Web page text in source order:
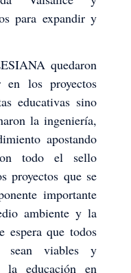
para expandir y
quedaron
en los proyectos
educativas sino
la ingeniería,
apostando
todo el sello
proyectos que se
importante
ambiente y la
espera que todos
sean viables y
la educación en